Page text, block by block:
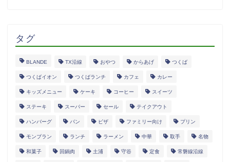
タグ
BLANDE TX沿線 おやつ からあげ つくば
つくばイオン つくばランチ カフェ カレー
キッズメニュー ケーキ コーヒー スイーツ
ステーキ スーパー セール テイクアウト
ハンバーグ パン ピザ ファミリー向け プリン
モンブラン ランチ ラーメン 中華 取手 名物
和菓子 回鍋肉 土浦 守谷 定食 常磐線沿線